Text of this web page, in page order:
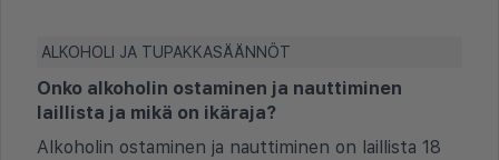
ALKOHOLI JA TUPAKKASÄÄNNÖT
Onko alkoholin ostaminen ja nauttiminen
laillista ja mikä on ikäraja?
Alkoholin ostaminen ja nauttiminen on laillista 18